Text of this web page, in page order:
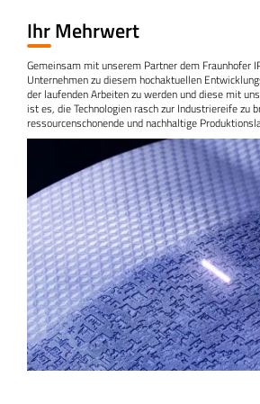
Ihr Mehrwert
Gemeinsam mit unserem Partner dem Fraunhofer
Unternehmen zu diesem hochaktuellen
der laufenden Arbeiten zu werden und diese mit
ist es, die Technologien rasch zur Industriereife zu
ressourcenschonende und nachhaltige